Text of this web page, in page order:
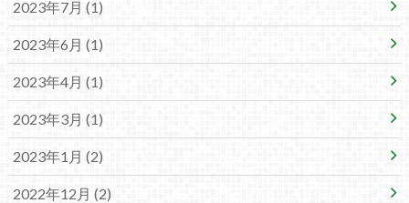
2023年7月 (1)
2023年6月 (1)
2023年4月 (1)
2023年3月 (1)
2023年1月 (2)
2022年12月 (2)